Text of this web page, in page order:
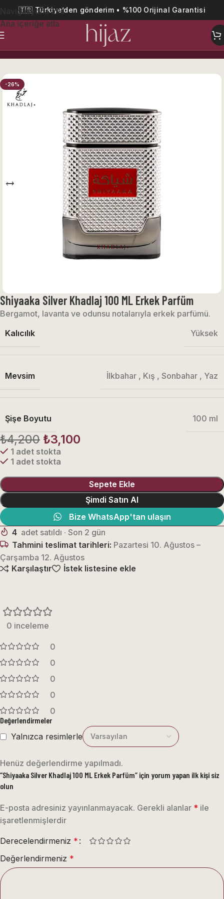
Navigasyona atla
Ana içeriğe atla
🇹🇷 Türkiye’den gönderim • %100 Orijinal Garantisi
En Çok Beğenilenler
-26%
Shiyaaka Silver Khadlaj 100 ML Erkek Parfüm
Bergamot, lavanta ve odunsu notalarıyla erkek parfümü.
Kalıcılık
Yüksek
Mevsim İlkbahar , Kış , Sonbahar , Yaz
Şişe Boyutu 100 ml
₺4,200 ₺3,100
1 adet stokta
1 adet stokta
Sepete Ekle
Şimdi Satın Al
Bize WhatsApp'tan ulaşın
4 adet satıldı · Son 2 gün
Tahmini teslimat tarihleri: Pazartesi 10. Ağustos –
Çarşamba 12. Ağustos
Karşılaştır
İstek listesine ekle
0 inceleme
0
0
0
0
0
Değerlendirmeler
Yalnızca resimlerle
Henüz değerlendirme yapılmadı.
“Shiyaaka Silver Khadlaj 100 ML Erkek Parfüm” için yorum yapan ilk kişi siz
olun
E-posta adresiniz yayınlanmayacak. Gerekli alanlar * ile
işaretlenmişlerdir
Derecelendirmeniz *
Değerlendirmeniz *